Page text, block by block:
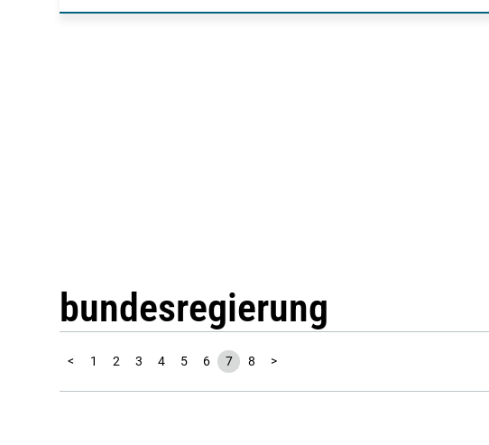
bundesregierung
< 1 2 3 4 5 6 7 8 >